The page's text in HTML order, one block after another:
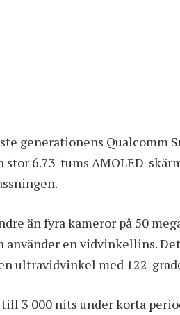
generationens Qualcomm
6.73-tums AMOLED-
.
än fyra kameror på 50
använder en vidvinkellins.
ultravidvinkel med 122-
3 000 nits under korta